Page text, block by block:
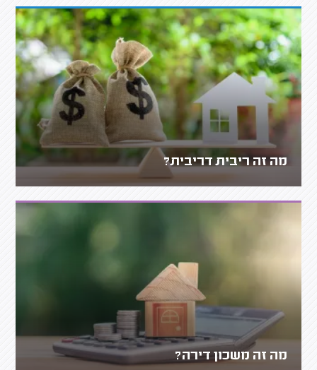
מה זה ריבית דריבית?
מה זה משכון דירה?